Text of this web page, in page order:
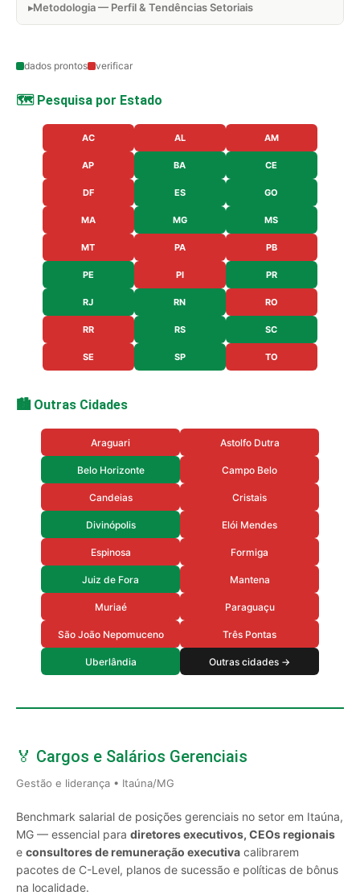
Metodologia — Perfil & Tendências Setoriais
dados prontos verificar
🗺️ Pesquisa por Estado
AC AL AM
AP BA CE
DF ES GO
MA MG MS
MT PA PB
PE PI PR
RJ RN RO
RR RS SC
SE SP TO
🏙️ Outras Cidades
Araguari Astolfo Dutra
Belo Horizonte Campo Belo
Candeias Cristais
Divinópolis Elói Mendes
Espinosa Formiga
Juiz de Fora Mantena
Muriaé Paraguaçu
São João Nepomuceno Três Pontas
Uberlândia Outras cidades →
🏅 Cargos e Salários Gerenciais
Gestão e liderança • Itaúna/MG
Benchmark salarial de posições gerenciais no setor em Itaúna,
MG — essencial para diretores executivos, CEOs regionais
e consultores de remuneração executiva calibrarem
pacotes de C-Level, planos de sucessão e políticas de bônus
na localidade.